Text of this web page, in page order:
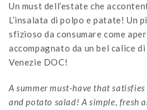
Un must dell’estate che
L’insalata di polpo e patate! Un
sfizioso da consumare come
accompagnato da un bel calice
Venezie DOC!
A summer must-have that satisfies
and potato salad! A simple, fresh